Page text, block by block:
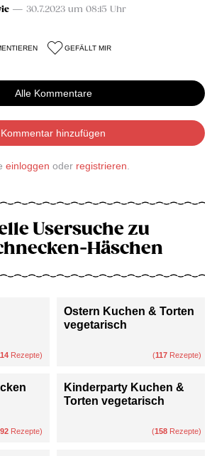
— 30.7.2023 um 08:15 Uhr
GEFÄLLT MIR
Alle Kommentare
Kommentar hinzufügen
einloggen oder registrieren
Usersuche zu
Häschen
Rezepte)
Ostern Kuchen & Torten
vegetarisch
(117 Rezepte)
Rezepte)
Kinderparty Kuchen &
Torten vegetarisch
(158 Rezepte)